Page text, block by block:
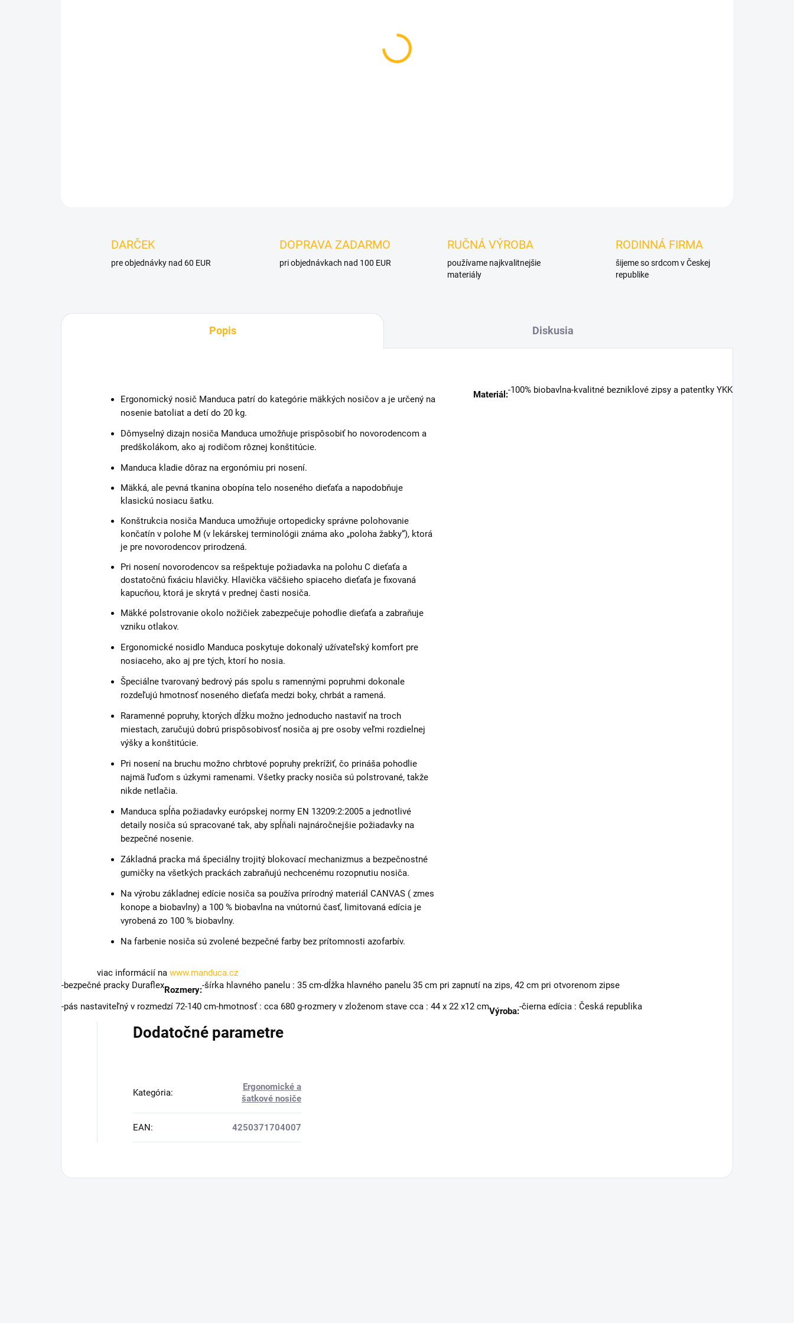
DARČEK
pre objednávky nad 60 EUR
DOPRAVA ZADARMO
pri objednávkach nad 100 EUR
RUČNÁ VÝROBA
používame najkvalitnejšie
materiály
RODINNÁ FIRMA
šijeme so srdcom v Českej
republike
Popis Diskusia
Ergonomický nosič Manduca patrí do kategórie mäkkých nosičov a je určený na
nosenie batoliat a detí do 20 kg.
Dômyselný dizajn nosiča Manduca umožňuje prispôsobiť ho novorodencom a
predškolákom, ako aj rodičom rôznej konštitúcie.
Manduca kladie dôraz na ergonómiu pri nosení.
Mäkká, ale pevná tkanina obopína telo noseného dieťaťa a napodobňuje
klasickú nosiacu šatku.
Konštrukcia nosiča Manduca umožňuje ortopedicky správne polohovanie
končatín v polohe M (v lekárskej terminológii známa ako „poloha žabky“), ktorá
je pre novorodencov prirodzená.
Pri nosení novorodencov sa rešpektuje požiadavka na polohu C dieťaťa a
dostatočnú fixáciu hlavičky. Hlavička väčšieho spiaceho dieťaťa je fixovaná
kapucňou, ktorá je skrytá v prednej časti nosiča.
Mäkké polstrovanie okolo nožičiek zabezpečuje pohodlie dieťaťa a zabraňuje
vzniku otlakov.
Ergonomické nosidlo Manduca poskytuje dokonalý užívateľský komfort pre
nosiaceho, ako aj pre tých, ktorí ho nosia.
Špeciálne tvarovaný bedrový pás spolu s ramennými popruhmi dokonale
rozdeľujú hmotnosť noseného dieťaťa medzi boky, chrbát a ramená.
Raramenné popruhy, ktorých dĺžku možno jednoducho nastaviť na troch
miestach, zaručujú dobrú prispôsobivosť nosiča aj pre osoby veľmi rozdielnej
výšky a konštitúcie.
Pri nosení na bruchu možno chrbtové popruhy prekrížiť, čo prináša pohodlie
najmä ľuďom s úzkymi ramenami. Všetky pracky nosiča sú polstrované, takže
nikde netlačia.
Manduca spĺňa požiadavky európskej normy EN 13209:2:2005 a jednotlivé
detaily nosiča sú spracované tak, aby spĺňali najnáročnejšie požiadavky na
bezpečné nosenie.
Základná pracka má špeciálny trojitý blokovací mechanizmus a bezpečnostné
gumičky na všetkých prackách zabraňujú nechcenému rozopnutiu nosiča.
Na výrobu základnej edície nosiča sa používa prírodný materiál CANVAS ( zmes
konope a biobavlny) a 100 % biobavlna na vnútornú časť, limitovaná edícia je
vyrobená zo 100 % biobavlny.
Na farbenie nosiča sú zvolené bezpečné farby bez prítomnosti azofarbív.
viac informácií na www.manduca.cz
Materiál:-100% biobavlna-kvalitné bezniklové zipsy a patentky YKK
-bezpečné pracky DuraflexRozmery:-šírka hlavného panelu : 35 cm-dĺžka hlavného panelu 35 cm pri zapnutí na zips, 42 cm pri otvorenom zipse
-pás nastaviteľný v rozmedzí 72-140 cm-hmotnosť : cca 680 g-rozmery v zloženom stave cca : 44 x 22 x12 cmVýroba:-čierna edícia : Česká republika
Dodatočné parametre
Kategória:
Ergonomické a
šatkové nosiče
EAN: 4250371704007